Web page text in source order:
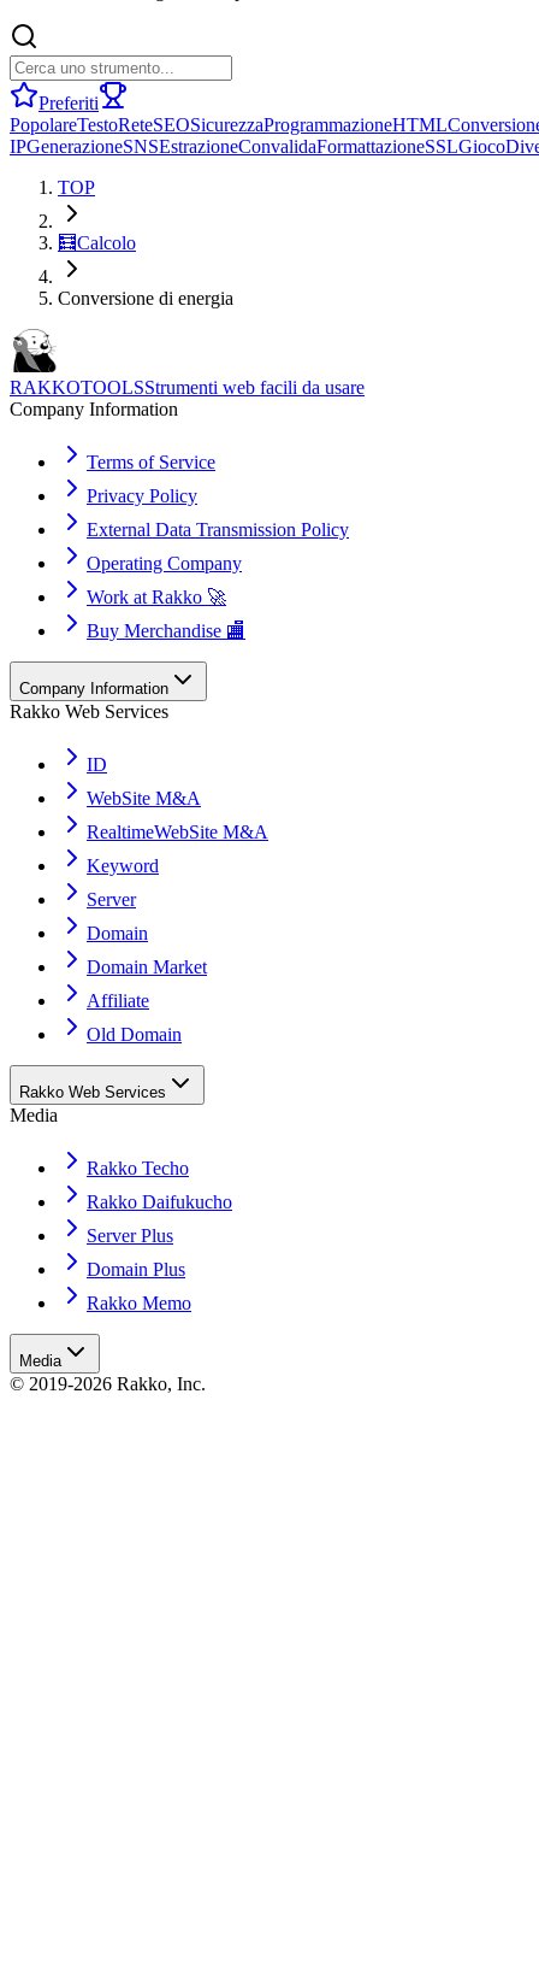
Preferiti
PopolareTestoReteSEOSicurezzaProgrammazioneHTML
IPGenerazioneSNSEstrazioneConvalidaFormattazioneSSLGioco
TOP
🧮Calcolo
Conversione di energia
RAKKOTOOLSStrumenti web facili da usare
Company Information
Terms of Service
Privacy Policy
External Data Transmission Policy
Operating Company
Work at Rakko 🚀
Buy Merchandise 🏬
Company Information
Rakko Web Services
ID
WebSite M&A
RealtimeWebSite M&A
Keyword
Server
Domain
Domain Market
Affiliate
Old Domain
Rakko Web Services
Media
Rakko Techo
Rakko Daifukucho
Server Plus
Domain Plus
Rakko Memo
Media
© 2019-2026 Rakko, Inc.